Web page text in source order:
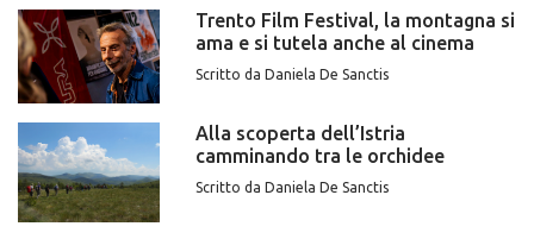
Trento Film Festival, la montagna si
ama e si tutela anche al cinema
Scritto da Daniela De Sanctis
Alla scoperta dell’Istria
camminando tra le orchidee
Scritto da Daniela De Sanctis